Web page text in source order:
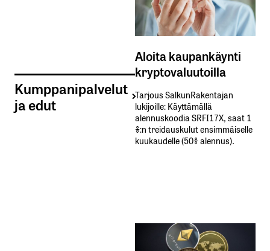
Kumppanipalvelut
ja edut
Aloita kaupankäynti
kryptovaluutoilla
Tarjous SalkunRakentajan
lukijoille: Käyttämällä​ ​
alennuskoodia​ ​SRFI17X,​ ​saat​ ​1
%:n treidauskulut​ ​ensimmäiselle​ ​
kuukaudelle​ ​(50%​ ​alennus).